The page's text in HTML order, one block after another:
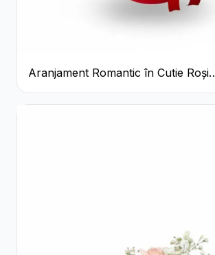
Aranjament Romantic în Cutie Roșie
cu Trandafiri și Crizanteme